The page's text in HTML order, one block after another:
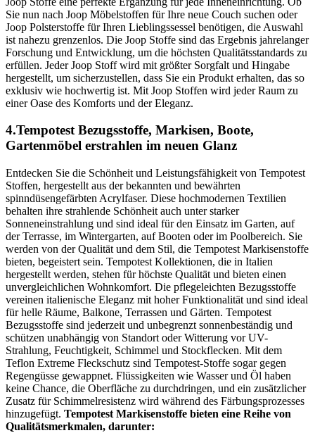
Sie nun nach Joop Möbelstoffen für Ihre neue Couch suchen oder
Joop Polsterstoffe für Ihren Lieblingssessel benötigen, die Auswahl
ist nahezu grenzenlos. Die Joop Stoffe sind das Ergebnis jahrelanger
Forschung und Entwicklung, um die höchsten Qualitätsstandards zu
erfüllen. Jeder Joop Stoff wird mit größter Sorgfalt und Hingabe
hergestellt, um sicherzustellen, dass Sie ein Produkt erhalten, das so
exklusiv wie hochwertig ist. Mit Joop Stoffen wird jeder Raum zu
einer Oase des Komforts und der Eleganz.
4.Tempotest Bezugsstoffe, Markisen, Boote,
Gartenmöbel erstrahlen im neuen Glanz
Entdecken Sie die Schönheit und Leistungsfähigkeit von Tempotest
Stoffen, hergestellt aus der bekannten und bewährten
spinndüsengefärbten Acrylfaser. Diese hochmodernen Textilien
behalten ihre strahlende Schönheit auch unter starker
Sonneneinstrahlung und sind ideal für den Einsatz im Garten, auf
der Terrasse, im Wintergarten, auf Booten oder im Poolbereich. Sie
werden von der Qualität und dem Stil, die Tempotest Markisenstoffe
bieten, begeistert sein. Tempotest Kollektionen, die in Italien
hergestellt werden, stehen für höchste Qualität und bieten einen
unvergleichlichen Wohnkomfort. Die pflegeleichten Bezugsstoffe
vereinen italienische Eleganz mit hoher Funktionalität und sind ideal
für helle Räume, Balkone, Terrassen und Gärten. Tempotest
Bezugsstoffe sind jederzeit und unbegrenzt sonnenbeständig und
schützen unabhängig von Standort oder Witterung vor UV-
Strahlung, Feuchtigkeit, Schimmel und Stockflecken. Mit dem
Teflon Extreme Fleckschutz sind Tempotest-Stoffe sogar gegen
Regengüsse gewappnet. Flüssigkeiten wie Wasser und Öl haben
keine Chance, die Oberfläche zu durchdringen, und ein zusätzlicher
Zusatz für Schimmelresistenz wird während des Färbungsprozesses
hinzugefügt. Tempotest Markisenstoffe bieten eine Reihe von
Qualitätsmerkmalen, darunter: